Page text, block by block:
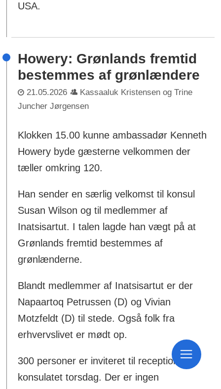
USA.
Howery: Grønlands fremtid
bestemmes af grønlændere
21.05.2026
Kassaaluk Kristensen og Trine
Juncher Jørgensen
Klokken 15.00 kunne ambassadør Kenneth
Howery byde gæsterne velkommen der
tæller omkring 120.
Han sender en særlig velkomst til konsul
Susan Wilson og til medlemmer af
Inatsisartut. I talen lagde han vægt på at
Grønlands fremtid bestemmes af
grønlænderne.
Blandt medlemmer af Inatsisartut er der
Napaartoq Petrussen (D) og Vivian
Motzfeldt (D) til stede. Også folk fra
erhvervslivet er mødt op.
300 personer er inviteret til receptionen i
konsulatet torsdag. Der er ingen